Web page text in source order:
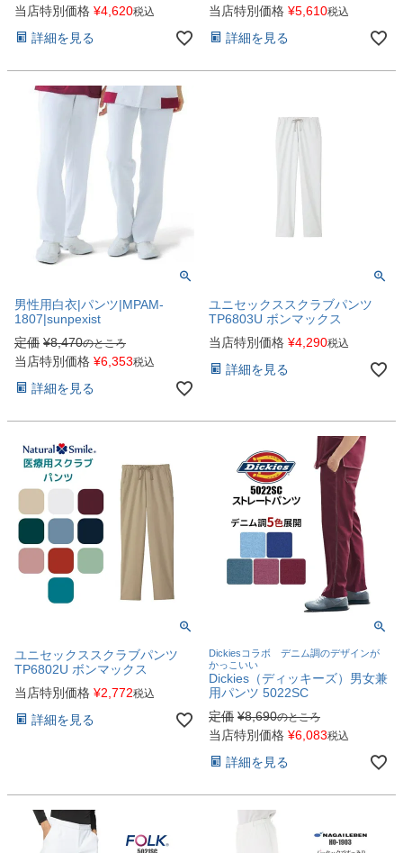
当店特別価格 ¥4,620税込
詳細を見る
当店特別価格 ¥5,610税込
詳細を見る
男性用白衣|パンツ|MPAM-
1807|sunpexist
定価 ¥8,470のところ
当店特別価格 ¥6,353税込
詳細を見る
ユニセックススクラブパンツ
TP6803U ボンマックス
当店特別価格 ¥4,290税込
詳細を見る
ユニセックススクラブパンツ
TP6802U ボンマックス
当店特別価格 ¥2,772税込
詳細を見る
Dickiesコラボ デニム調のデザインが
かっこいい
Dickies（ディッキーズ）男女兼
用パンツ 5022SC
定価 ¥8,690のところ
当店特別価格 ¥6,083税込
詳細を見る